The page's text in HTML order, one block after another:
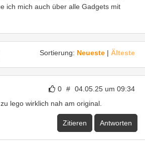
ich mich auch über alle Gadgets mit
Sortierung: Neueste | Älteste
0 # 04.05.25 um 09:34
lego wirklich nah am original.
Zitieren Antworten